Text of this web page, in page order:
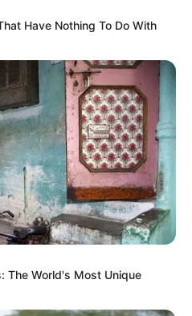
bebytsabina)
Have Nothing To Do With
The World's Most Unique